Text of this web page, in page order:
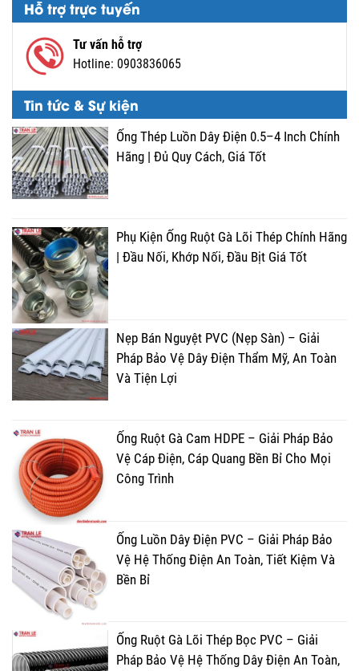
Hỗ trợ trực tuyến
Tư vấn hỗ trợ
Hotline: 0903836065
Tin tức & Sự kiện
Ống Thép Luồn Dây Điện 0.5–4 Inch Chính
Hãng | Đủ Quy Cách, Giá Tốt
Phụ Kiện Ống Ruột Gà Lõi Thép Chính Hãng
| Đầu Nối, Khớp Nối, Đầu Bịt Giá Tốt
Nẹp Bán Nguyệt PVC (Nẹp Sàn) – Giải
Pháp Bảo Vệ Dây Điện Thẩm Mỹ, An Toàn
Và Tiện Lợi
Ống Ruột Gà Cam HDPE – Giải Pháp Bảo
Vệ Cáp Điện, Cáp Quang Bền Bỉ Cho Mọi
Công Trình
Ống Luồn Dây Điện PVC – Giải Pháp Bảo
Vệ Hệ Thống Điện An Toàn, Tiết Kiệm Và
Bền Bỉ
Ống Ruột Gà Lõi Thép Bọc PVC – Giải
Pháp Bảo Vệ Hệ Thống Dây Điện An Toàn,